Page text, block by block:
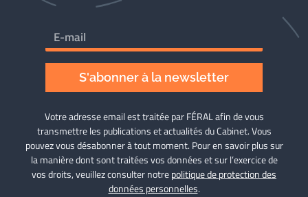
S'abonner à la newsletter
Votre adresse email est traitée par FÉRAL afin de vous
transmettre les publications et actualités du Cabinet. Vous
pouvez vous désabonner à tout moment. Pour en savoir plus sur
la manière dont sont traitées vos données et sur l’exercice de
vos droits, veuillez consulter notrepolitique de protection des
données personnelles.